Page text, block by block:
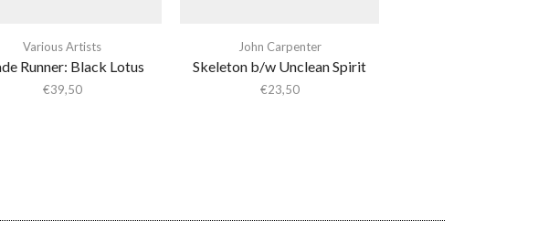
Various Artists
Runner: Black Lotus
€39,50
John Carpenter
Skeleton b/w Unclean Spirit
€23,50